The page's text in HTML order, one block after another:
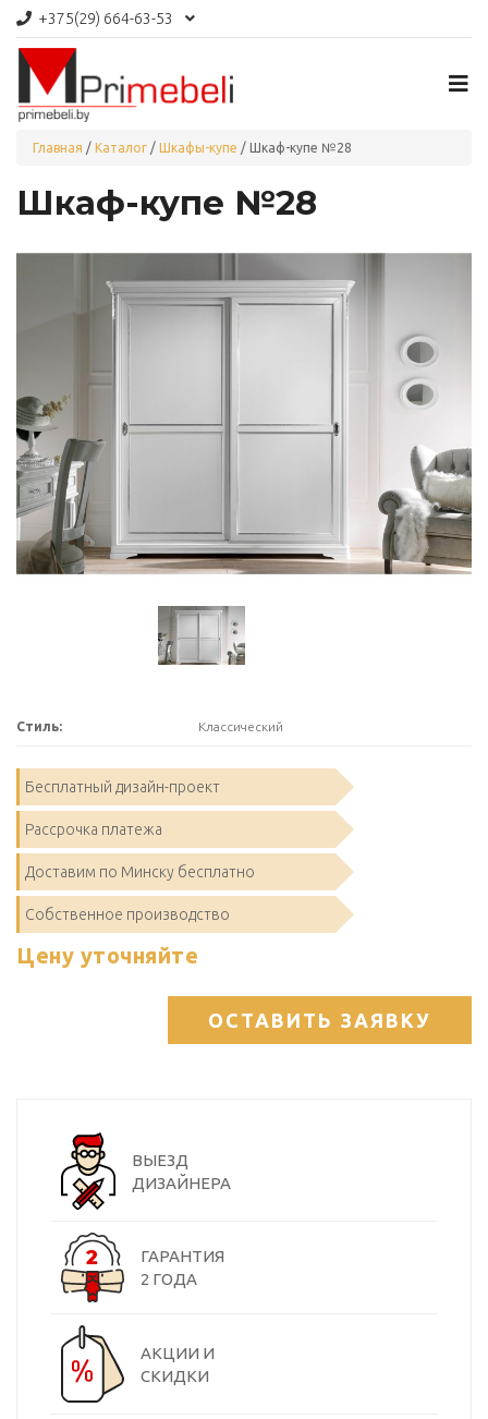
+375(29) 664-63-53
Главная / Каталог / Шкафы-купе / Шкаф-купе №28
Шкаф-купе №28
Стиль: Классический
Бесплатный дизайн-проект
Рассрочка платежа
Доставим по Минску бесплатно
Собственное производство
Цену уточняйте
ОСТАВИТЬ ЗАЯВКУ
ВЫЕЗД
ДИЗАЙНЕРА
ГАРАНТИЯ
2 ГОДА
АКЦИИ И
СКИДКИ